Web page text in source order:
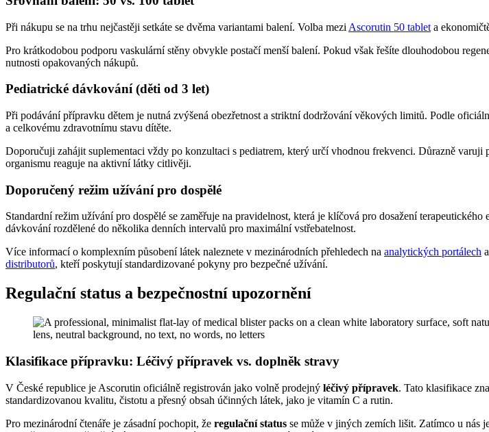
Při nákupu se na trhu nejčastěji setkáte se dvěma variantami balení. Volba mezi Ascorutin 50 tablet a
Pro krátkodobou podporu vaskulární stěny obvykle postačí menší balení. Pokud však řešíte dlouhodobou
nutnosti opakovaných nákupů.
Pediatrické dávkování (děti od 3 let)
Při podávání přípravku dětem je nutná zvýšená obezřetnost a striktní dodržování věkových limitů. Podle
a celkovému zdravotnímu stavu dítěte.
Doporučuji zahájit suplementaci vždy po konzultaci s pediatrem, který určí vhodnou frekvenci. Důrazně
organismu reaguje na aktivní látky citlivěji.
Doporučený režim užívání pro dospělé
Standardní režim užívání pro dospělé se zaměřuje na pravidelnost, která je klíčová pro dosažení
dávkování rozdělené do několika denních intervalů pro maximální vstřebatelnost.
Více informací o komplexním působení látek naleznete v mezinárodních přehledech na analytických portálech
distributorů, kteří poskytují standardizované pokyny pro bezpečné užívání.
Regulační status a bezpečnostní upozornění
Klasifikace přípravku: Léčivý přípravek vs. doplněk stravy
V České republice je Ascorutin oficiálně registrován jako volně prodejný léčivý přípravek. Tato klasifikace
standardizovanou kvalitu, čistotu a přesný obsah účinných látek, jako je vitamín C a rutin.
Pro mezinárodní čtenáře je zásadní pochopit, že regulační status se může v jiných zemích lišit. Zatímco u nás